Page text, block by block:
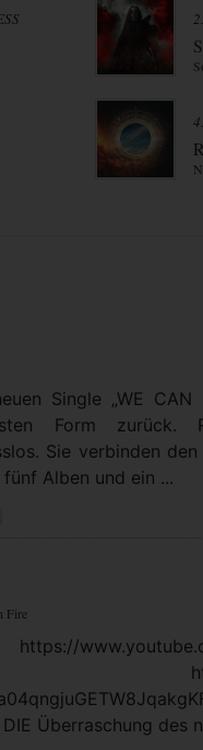
Single „WE CAN
Form zurück.
Sie verbinden
Alben und ein ...
Fire
https://
DIE Überraschung des